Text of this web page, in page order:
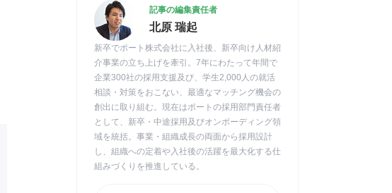
記事の編集責任者
北原 瑞起
新卒でポート株式会社に入社後、新卒向け人材紹
介事業の立ち上げを牽引。7年にわたって年間で
企業300社の採用支援及び、学生2,000人の就活
相談・対策をおこない、最適なマッチング機会の
創出に取り組む。現在はポートの採用部門責任者
として、新卒・中途採用及びオンボーディング領
域を統括。事業・組織成長の両面から採用設計
し、組織への定着や入社後の活躍を最大化する仕
組みづくりを推進している。